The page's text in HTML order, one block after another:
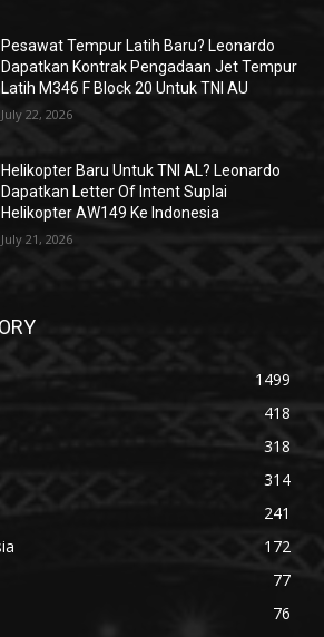
Pesawat Tempur Latih Baru? Leonardo
Dapatkan Kontrak Pengadaan Jet Tempur
Latih M346 F Block 20 Untuk TNI AU
July 22, 2026
Helikopter Baru Untuk TNI AL? Leonardo
Dapatkan Letter Of Intent Suplai
Helikopter AW149 Ke Indonesia
July 21, 2026
1499
418
318
314
241
172
77
76